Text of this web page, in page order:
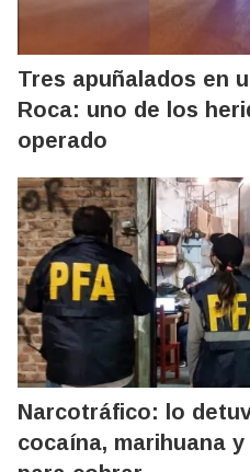
Tres apuñalados en
Roca: uno de los
operado
Narcotráfico: lo
cocaína, marihuana